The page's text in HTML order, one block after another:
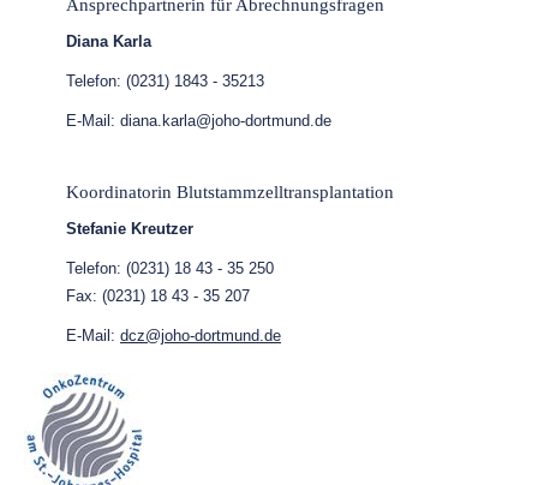
Ansprechpartnerin für Abrechnungsfragen
Diana Karla
Telefon: (0231) 1843 - 35213
E-Mail: diana.karla@joho-dortmund.de
Koordinatorin Blutstammzelltransplantation
Stefanie Kreutzer
Telefon: (0231) 18 43 - 35 250
Fax: (0231) 18 43 - 35 207
E-Mail: dcz@joho-dortmund.de